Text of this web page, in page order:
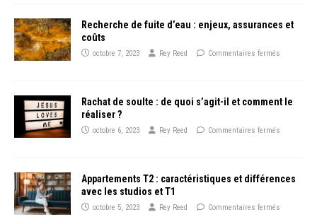
Recherche de fuite d’eau : enjeux, assurances et
coûts
octobre 7, 2023 Rey Reed Commentaires fermés
Rachat de soulte : de quoi s’agit-il et comment le
réaliser ?
octobre 6, 2023 Rey Reed Commentaires fermés
Appartements T2 : caractéristiques et différences
avec les studios et T1
octobre 5, 2023 Rey Reed Commentaires fermés